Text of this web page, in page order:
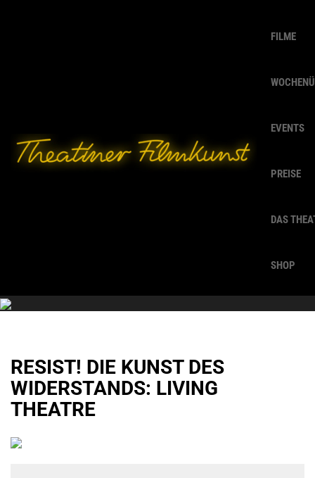
FILME
EVENTS
PREISE
DAS
SHOP
RESIST! DIE KUNST DES
WIDERSTANDS: LIVING
THEATRE